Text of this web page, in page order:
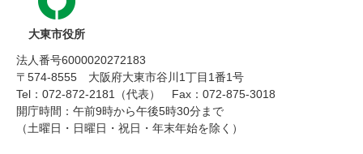
大東市役所
法人番号6000020272183
〒574-8555 大阪府大東市谷川1丁目1番1号
Tel：072-872-2181（代表）
Fax：072-875-3018
開庁時間：午前9時から午後5時30分まで
（土曜日・日曜日・祝日・年末年始を除く）